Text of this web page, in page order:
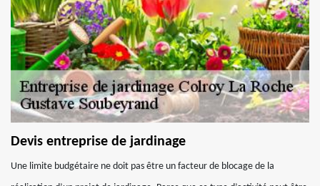
Devis entreprise de jardinage
Une limite budgétaire ne doit pas être un facteur de blocage de la